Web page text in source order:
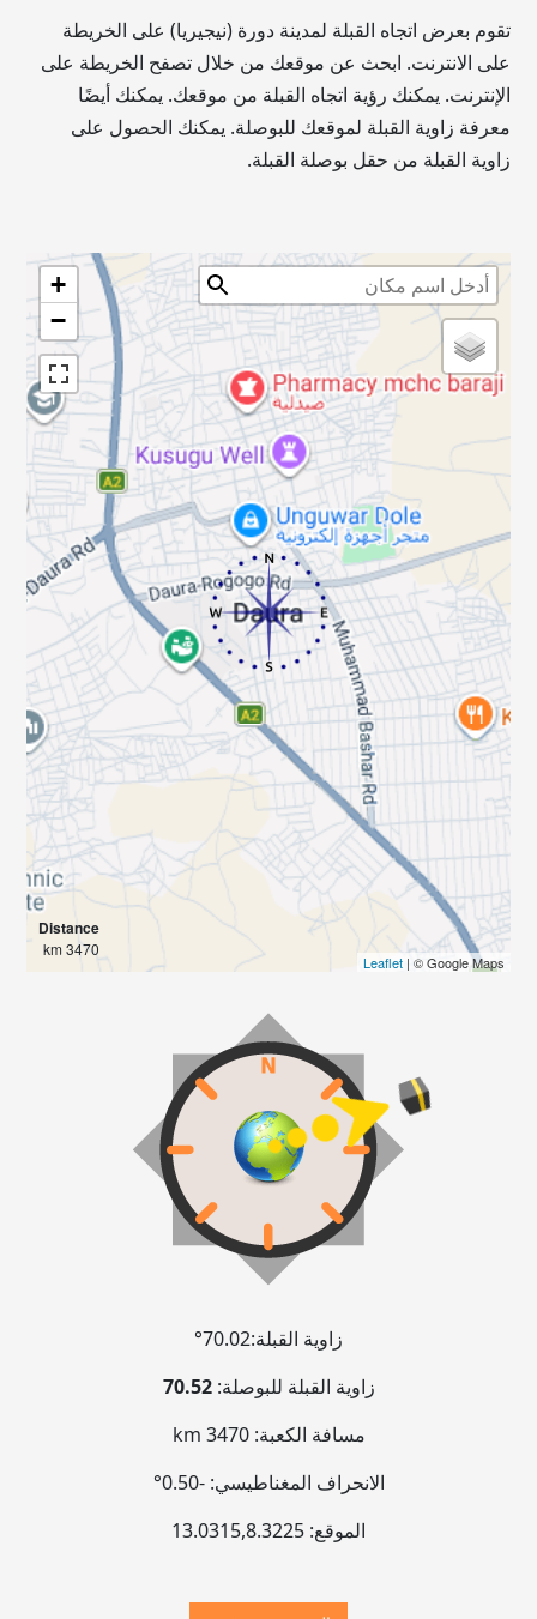
تقوم بعرض اتجاه القبلة لمدينة دورة (نيجيريا) على الخريطة
على الانترنت. ابحث عن موقعك من خلال تصفح الخريطة على
الإنترنت. يمكنك رؤية اتجاه القبلة من موقعك. يمكنك أيضًا
معرفة زاوية القبلة لموقعك للبوصلة. يمكنك الحصول على
زاوية القبلة من حقل بوصلة القبلة.
+
−
Distance
3470 km
Leaflet| © Google Maps
زاوية القبلة:70.02°
زاوية القبلة للبوصلة:70.52
مسافة الكعبة:3470 km
الانحراف المغناطيسي:-0.50°
الموقع:
13.0315,8.3225